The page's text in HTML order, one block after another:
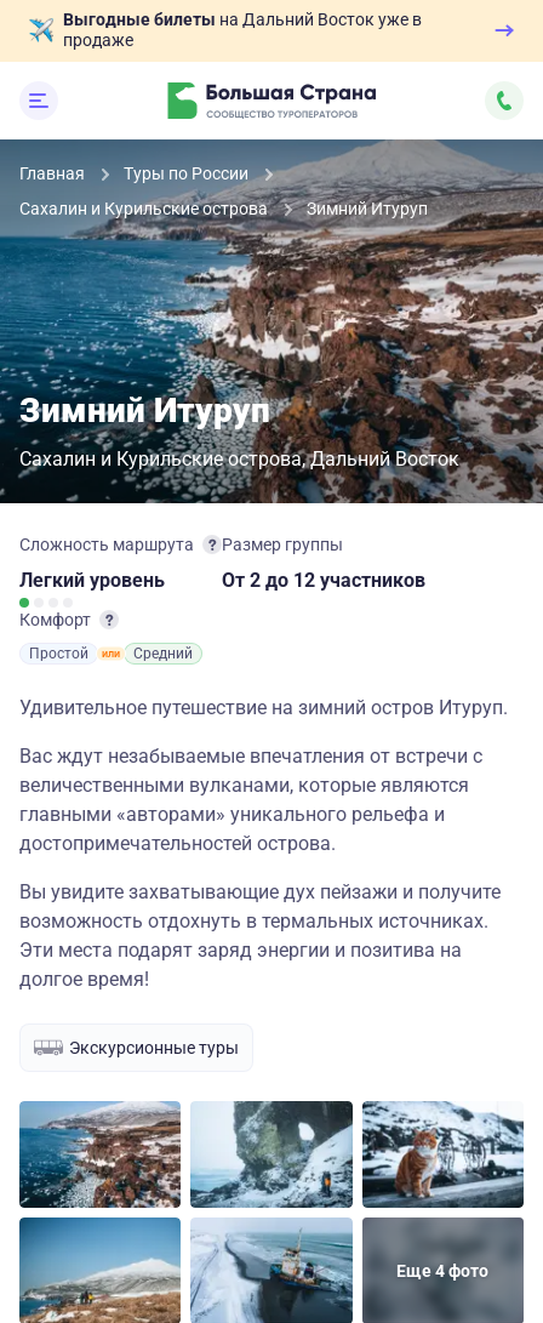
Выгодные билеты на Дальний Восток уже в
продаже
Главная
Туры по России
Сахалин и Курильские острова
Зимний Итуруп
Зимний Итуруп
Сахалин и Курильские острова Дальний Восток
Сложность маршрута
Легкий уровень
Комфорт
Простой Средний
Размер группы
От 2 до 12 участников
Удивительное путешествие на зимний остров Итуруп.
Вас ждут незабываемые впечатления от встречи с
величественными вулканами, которые являются
главными «авторами» уникального рельефа и
достопримечательностей острова.
Вы увидите захватывающие дух пейзажи и получите
возможность отдохнуть в термальных источниках.
Эти места подарят заряд энергии и позитива на
долгое время!
Экскурсионные туры
Еще 4 фото